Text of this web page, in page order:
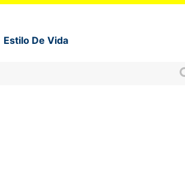
Estilo De Vida